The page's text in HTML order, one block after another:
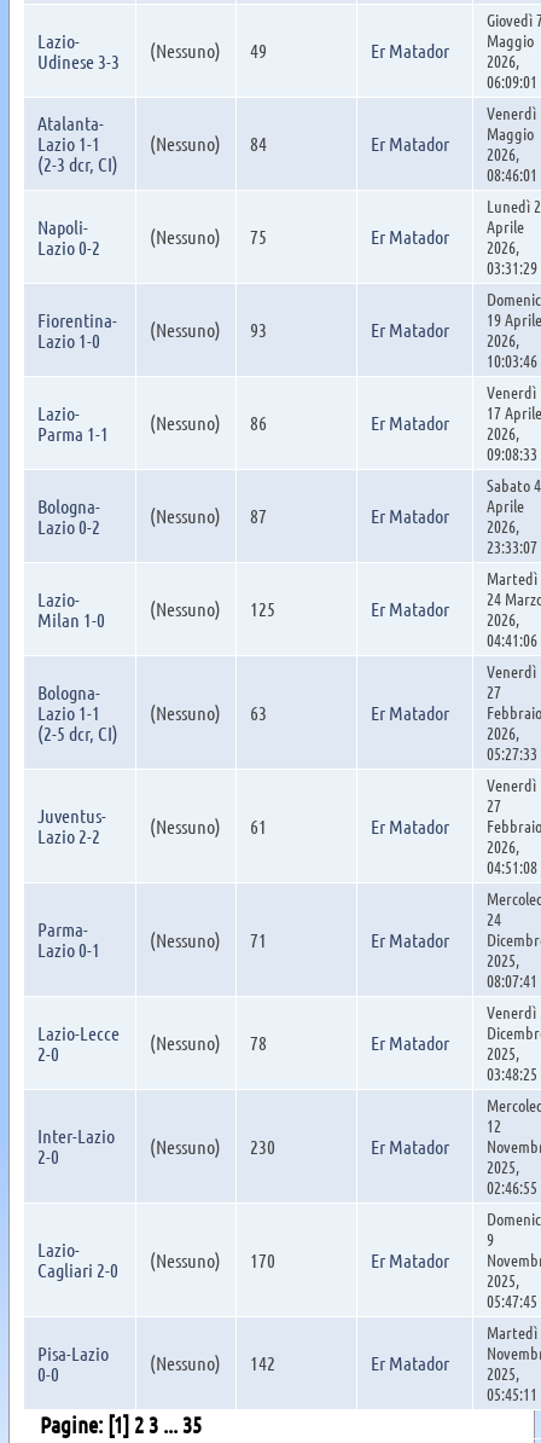
Lazio-
Udinese 3-3
(Nessuno) 49 Er Matador
Giovedì
Maggio
2026,
06:09:01
Atalanta-
Lazio 1-1
(2-3 dcr, CI)
(Nessuno) 84 Er Matador
Venerdì
Maggio
2026,
08:46:01
Napoli-
Lazio 0-2
(Nessuno) 75 Er Matador
Lunedì
Aprile
2026,
03:31:29
Fiorentina-
Lazio 1-0
(Nessuno) 93 Er Matador
19 Aprile
2026,
10:03:46
Lazio-
Parma 1-1
(Nessuno) 86 Er Matador
Venerdì
17 Aprile
2026,
09:08:33
Bologna-
Lazio 0-2
(Nessuno) 87 Er Matador
Sabato 4
Aprile
2026,
23:33:07
Lazio-
Milan 1-0
(Nessuno) 125 Er Matador
Martedì
24
2026,
04:41:06
Bologna-
Lazio 1-1
(2-5 dcr, CI)
(Nessuno) 63 Er Matador
Venerdì
27
Febbraio
2026,
05:27:33
Juventus-
Lazio 2-2
(Nessuno) 61 Er Matador
Venerdì
27
Febbraio
2026,
04:51:08
Parma-
Lazio 0-1
(Nessuno) 71 Er Matador
24
2025,
08:07:41
Lazio-Lecce
2-0
(Nessuno) 78 Er Matador
Venerdì
2025,
03:48:25
Inter-Lazio
2-0
(Nessuno) 230 Er Matador
12
2025,
02:46:55
Lazio-
Cagliari 2-0
(Nessuno) 170 Er Matador
9
2025,
05:47:45
Pisa-Lazio
0-0
(Nessuno) 142 Er Matador
Martedì
2025,
05:45:11
Pagine: [1] 2 3 ... 35